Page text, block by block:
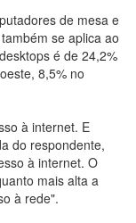
de mesa e
se aplica ao
é de 24,2%
8,5% no
à internet. E
do respondente,
à internet. O
mais alta a
à rede".